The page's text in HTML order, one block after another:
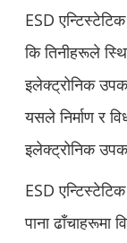
ESD
कि तिनीहरूले
इलेक्ट्रोनिक
यसले निर्माण र
इलेक्ट्रोनिक
ESD
पाना